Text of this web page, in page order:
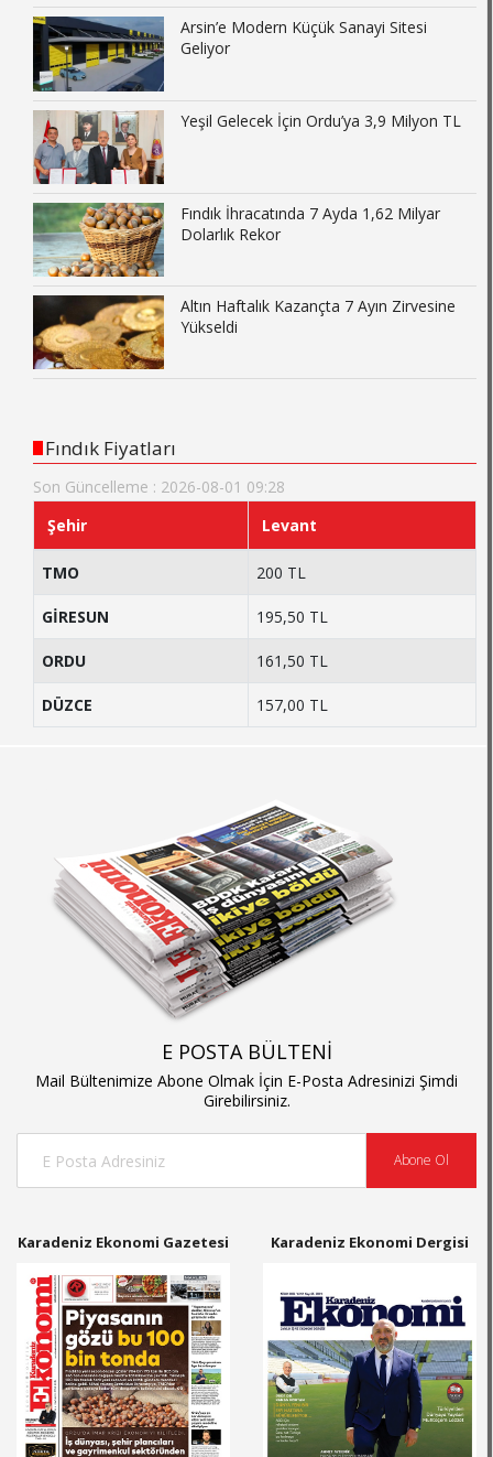
Arsin’e Modern Küçük Sanayi Sitesi
Geliyor
Yeşil Gelecek İçin Ordu’ya 3,9 Milyon TL
Fındık İhracatında 7 Ayda 1,62 Milyar
Dolarlık Rekor
Altın Haftalık Kazançta 7 Ayın Zirvesine
Yükseldi
Fındık Fiyatları
Son Güncelleme : 2026-08-01 09:28
Şehir
Levant
TMO 200 TL
GİRESUN 195,50 TL
ORDU 161,50 TL
DÜZCE 157,00 TL
E POSTA BÜLTENİ
Mail Bültenimize Abone Olmak İçin E-Posta Adresinizi Şimdi
Girebilirsiniz.
Abone Ol
Karadeniz Ekonomi Gazetesi Karadeniz Ekonomi Dergisi